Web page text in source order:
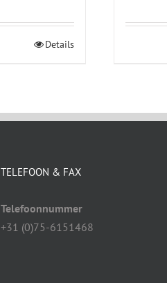
Details
TELEFOON & FAX
Telefoonnummer
+31 (0)75-6151468